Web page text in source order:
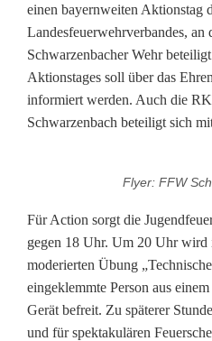
h
t
d
e
e
u
e
r
einen bayernweiten Aktionstag
Landesfeuerwehrverbandes, an
Schwarzenbacher Wehr
Aktionstages soll über das
informiert werden. Auch die
Schwarzenbach beteiligt sich
Flyer: FFW
Für Action sorgt die
gegen 18 Uhr. Um 20 Uhr wird
moderierten Übung
eingeklemmte Person aus
Gerät befreit. Zu späterer
und für spektakulären